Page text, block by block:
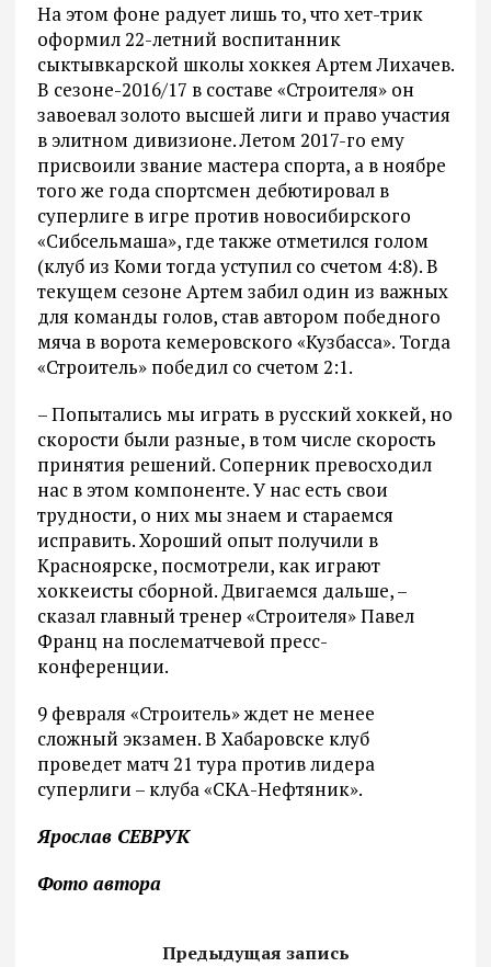
На этом фоне радует лишь то, что хет-трик
оформил 22-летний воспитанник
сыктывкарской школы хоккея Артем Лихачев.
В сезоне-2016/17 в составе «Строителя» он
завоевал золото высшей лиги и право участия
в элитном дивизионе. Летом 2017-го ему
присвоили звание мастера спорта, а в ноябре
того же года спортсмен дебютировал в
суперлиге в игре против новосибирского
«Сибсельмаша», где также отметился голом
(клуб из Коми тогда уступил со счетом 4:8). В
текущем сезоне Артем забил один из важных
для команды голов, став автором победного
мяча в ворота кемеровского «Кузбасса». Тогда
«Строитель» победил со счетом 2:1.
– Попытались мы играть в русский хоккей, но
скорости были разные, в том числе скорость
принятия решений. Соперник превосходил
нас в этом компоненте. У нас есть свои
трудности, о них мы знаем и стараемся
исправить. Хороший опыт получили в
Красноярске, посмотрели, как играют
хоккеисты сборной. Двигаемся дальше, –
сказал главный тренер «Строителя» Павел
Франц на послематчевой пресс-
конференции.
9 февраля «Строитель» ждет не менее
сложный экзамен. В Хабаровске клуб
проведет матч 21 тура против лидера
суперлиги – клуба «СКА-Нефтяник».
Ярослав СЕВРУК
Фото автора
Предыдущая запись